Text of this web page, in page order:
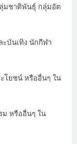
มชาติพันธุ์ กลุ่มอัต
บันเทิง นักกีฬา
โยชน์ หรืออื่นๆ ใน
ม หรืออื่นๆ ใน